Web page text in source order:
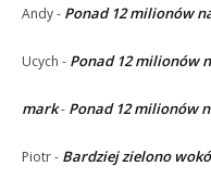
Andy- Ponad 12 milionów
Ucych - Ponad 12 milionów
mark- Ponad 12 milionów
Piotr- Bardziej zielono